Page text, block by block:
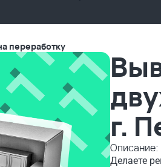
переработку
г.
Описание:
Делаете